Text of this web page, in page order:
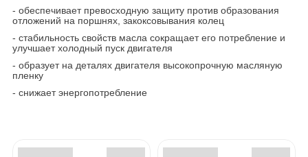
- обеспечивает превосходную защиту против образования
отложений на поршнях, закоксовывания колец
- стабильность свойств масла сокращает его потребление и
улучшает холодный пуск двигателя
- образует на деталях двигателя высокопрочную масляную
пленку
- снижает энергопотребление